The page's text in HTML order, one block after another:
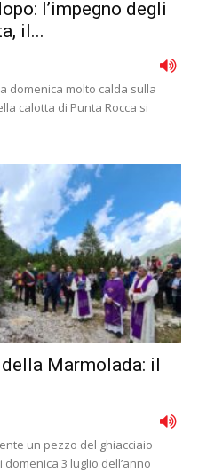
l’impegno degli
il...
domenica molto calda sulla
calotta di Punta Rocca si
Marmolada: il
un pezzo del ghiacciaio
3 luglio dell’anno